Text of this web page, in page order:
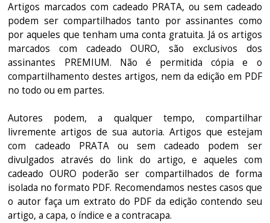
Artigos marcados com cadeado PRATA, ou sem cadeado
podem ser compartilhados tanto por assinantes como
por aqueles que tenham uma conta gratuita. Já os artigos
marcados com cadeado OURO, são exclusivos dos
assinantes PREMIUM. Não é permitida cópia e o
compartilhamento destes artigos, nem da edição em PDF
no todo ou em partes.
Autores podem, a qualquer tempo, compartilhar
livremente artigos de sua autoria. Artigos que estejam
com cadeado PRATA ou sem cadeado podem ser
divulgados através do link do artigo, e aqueles com
cadeado OURO poderão ser compartilhados de forma
isolada no formato PDF. Recomendamos nestes casos que
o autor faça um extrato do PDF da edição contendo seu
artigo, a capa, o índice e a contracapa.